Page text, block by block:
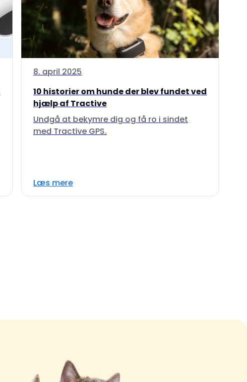
8. april 2025
10 historier om hunde der blev fundet ved
hjælp af Tractive
Undgå at bekymre dig og få ro i sindet
med Tractive GPS.
Læs mere